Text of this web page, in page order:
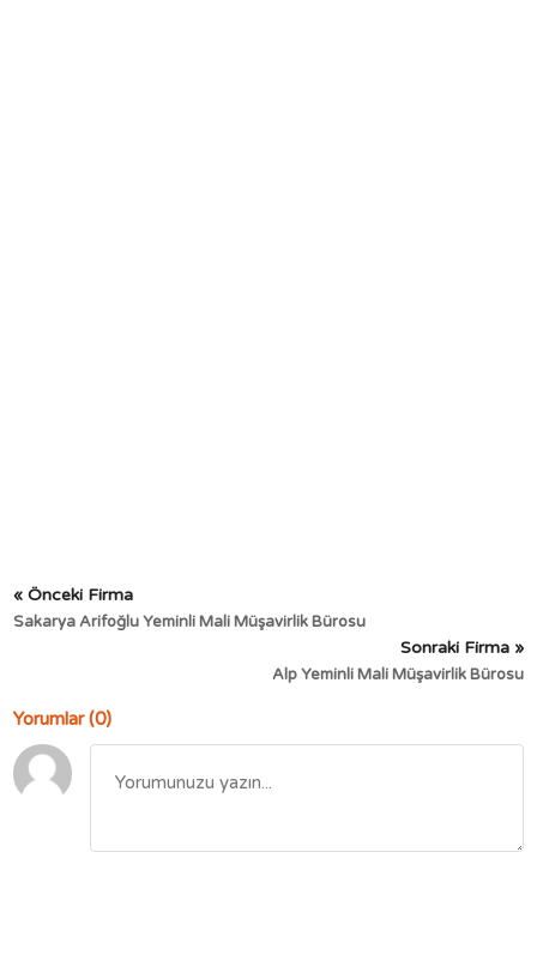
« Önceki Firma
Sakarya Arifoğlu Yeminli Mali Müşavirlik Bürosu
Sonraki Firma »
Alp Yeminli Mali Müşavirlik Bürosu
Yorumlar (0)